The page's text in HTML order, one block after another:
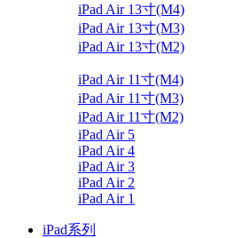
iPad Air 13寸(M4)
iPad Air 13寸(M3)
iPad Air 13寸(M2)
iPad Air 11寸(M4)
iPad Air 11寸(M3)
iPad Air 11寸(M2)
iPad Air 5
iPad Air 4
iPad Air 3
iPad Air 2
iPad Air 1
iPad系列